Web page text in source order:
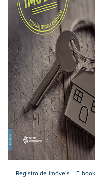
Registro de imóveis – E-book